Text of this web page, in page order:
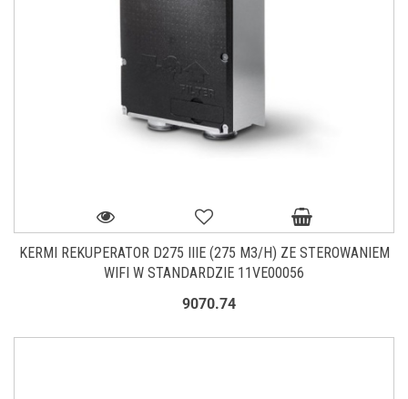
KERMI REKUPERATOR D275 IIIE (275 M3/H) ZE STEROWANIEM
WIFI W STANDARDZIE 11VE00056
9070.74